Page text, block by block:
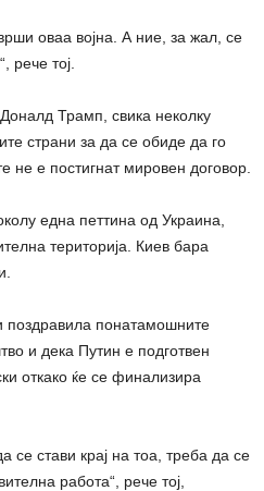
оваа војна. А ние, за жал, се
рече тој.
Трамп, свика неколку
страни за да се обиде да го
не е постигнат мировен договор.
една петтина од Украина,
територија. Киев бара
поздравила понатамошните
и дека Путин е подготвен
откако ќе се финализира
се стави крај на тоа, треба да се
работа“, рече тој,